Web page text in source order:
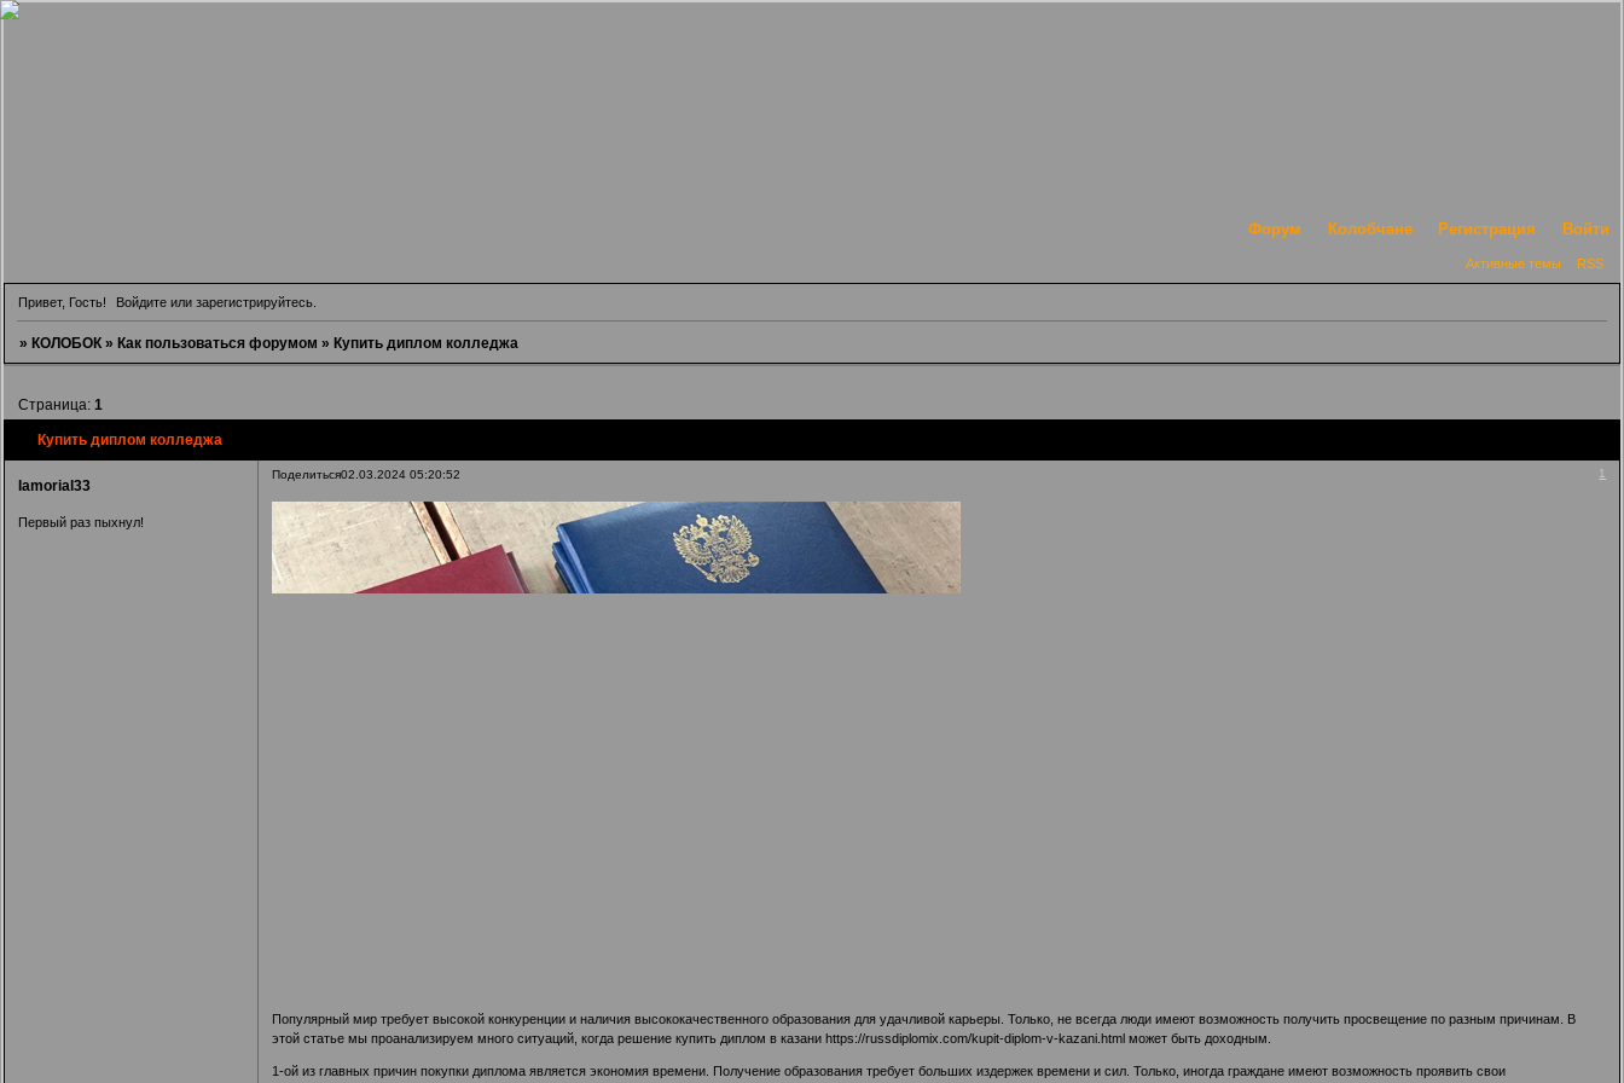
Форум Колобчане Регистрация Войти
Активные темы RSS
Привет, Гость! Войдите илизарегистрируйтесь
» КОЛОБОК » Как пользоваться форумом » Купить диплом колледжа
Купить диплом колледжа
Страница: 1
Поделиться 1
02.03.2024 05:20:52
Iamorial33
Первый раз пыхнул!
Популярный мир требует высокой конкуренции и наличия высококачественного образования для удачливой карьеры. Только, не всегда люди имеют возможность получить просвещение по разным причинам. В
этой статье мы проанализируем много ситуаций, когда решение купить диплом в казани https://russdiplomix.com/kupit-diplom-v-kazani.htmlможет быть доходным.
1-ой из главных причин покупки диплома является экономия времени. Получение образования требует больших издержек времени и сил. Только, иногда граждане имеют возможность проявить свои